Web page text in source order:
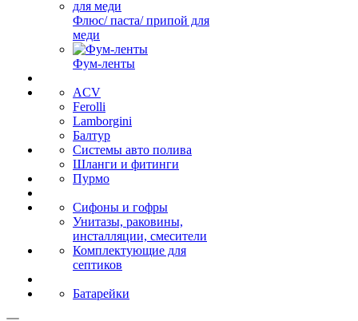
Флюс/ паста/ припой для
меди
Фум-ленты
ACV
Ferolli
Lamborgini
Балтур
Системы авто полива
Шланги и фитинги
Пурмо
Сифоны и гофры
Унитазы, раковины,
инсталляции, смесители
Комплектующие для
септиков
Батарейки